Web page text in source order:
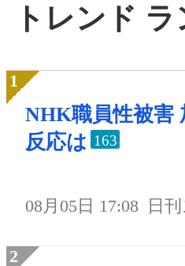
トレンド
NHK職員性被害
反応は 163
08月05日 17:08 日